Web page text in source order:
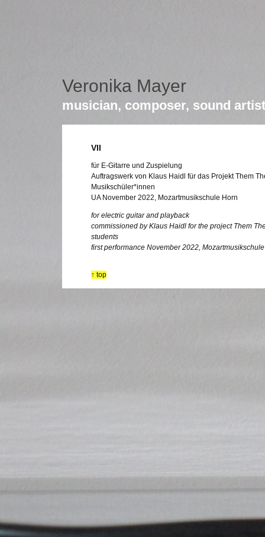
Veronika Mayer
musician, composer, sound artist
VII
für E-Gitarre und Zuspielung
Auftragswerk von Klaus Haidl für das Projekt Them
Musikschüler*innen
UA November 2022, Mozartmusikschule Horn
for electric guitar and playback
commissioned by Klaus Haidl for the project Them
students
first performance November 2022,
↑ top